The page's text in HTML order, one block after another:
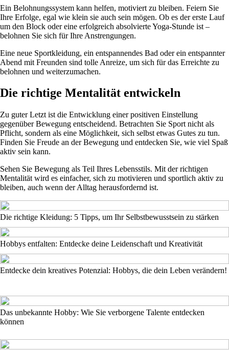
Ein Belohnungssystem kann helfen, motiviert zu bleiben. Feiern Sie
Ihre Erfolge, egal wie klein sie auch sein mögen. Ob es der erste Lauf
um den Block oder eine erfolgreich absolvierte Yoga-Stunde ist –
belohnen Sie sich für Ihre Anstrengungen.
Eine neue Sportkleidung, ein entspannendes Bad oder ein entspannter
Abend mit Freunden sind tolle Anreize, um sich für das Erreichte zu
belohnen und weiterzumachen.
Die richtige Mentalität entwickeln
Zu guter Letzt ist die Entwicklung einer positiven Einstellung
gegenüber Bewegung entscheidend. Betrachten Sie Sport nicht als
Pflicht, sondern als eine Möglichkeit, sich selbst etwas Gutes zu tun.
Finden Sie Freude an der Bewegung und entdecken Sie, wie viel Spaß
aktiv sein kann.
Sehen Sie Bewegung als Teil Ihres Lebensstils. Mit der richtigen
Mentalität wird es einfacher, sich zu motivieren und sportlich aktiv zu
bleiben, auch wenn der Alltag herausfordernd ist.
Die richtige Kleidung: 5 Tipps, um Ihr Selbstbewusstsein zu stärken
Hobbys entfalten: Entdecke deine Leidenschaft und Kreativität
Entdecke dein kreatives Potenzial: Hobbys, die dein Leben verändern!
Das unbekannte Hobby: Wie Sie verborgene Talente entdecken
können